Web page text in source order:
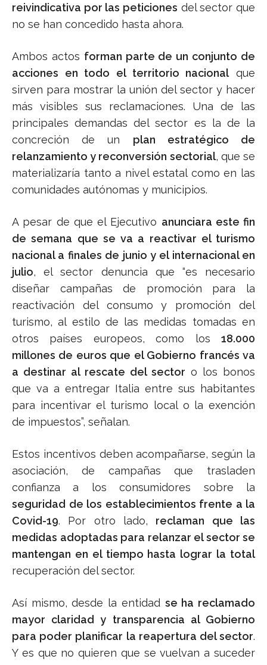
reivindicativa por las peticiones del sector que
no se han concedido hasta ahora.
Ambos actos forman parte de un conjunto de
acciones en todo el territorio nacionalque
sirven para mostrar la unión del sector y hacer
más visibles sus reclamaciones. Una de las
principales demandas del sector es la de la
concreción de un plan estratégico de
relanzamiento y reconversión sectorial, que se
materializaría tanto a nivel estatal como en las
comunidades autónomas y municipios.
A pesar de que el Ejecutivo anunciara este fin
de semana que se va a reactivar el turismo
nacional a finales de junio y el internacional en
julio, el sector denuncia que “es necesario
diseñar campañas de promoción para la
reactivación del consumo y promoción del
turismo, al estilo de las medidas tomadas en
otros países europeos, como los 18.000
millones de euros que el Gobierno francés va
a destinar al rescate del sector o los bonos
que va a entregar Italia entre sus habitantes
para incentivar el turismo local o la exención
de impuestos”, señalan.
Estos incentivos deben acompañarse, según la
asociación, de campañas que trasladen
confianza a los consumidores sobre la
seguridad de los establecimientos frente a la
Covid-19. Por otro lado, reclaman que las
medidas adoptadas para relanzar el sector se
mantengan en el tiempo hasta lograr la total
recuperación del sector.
Así mismo, desde la entidad se ha reclamado
mayor claridad y transparencia al Gobierno
para poder planificar la reapertura del sector.
Y es que no quieren que se vuelvan a suceder